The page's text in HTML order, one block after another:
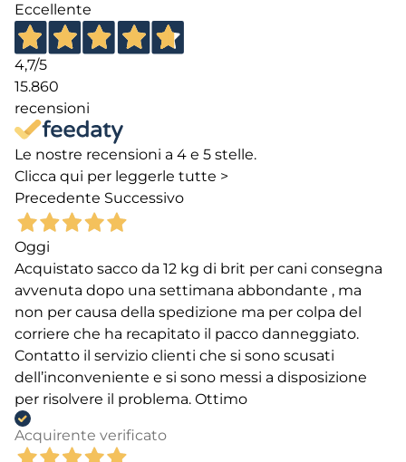
Eccellente
4,7/5
15.860
recensioni
Le nostre recensioni a 4 e 5 stelle.
Clicca qui per leggerle tutte >
Precedente Successivo
Oggi
Acquistato sacco da 12 kg di brit per cani consegna
avvenuta dopo una settimana abbondante , ma
non per causa della spedizione ma per colpa del
corriere che ha recapitato il pacco danneggiato.
Contatto il servizio clienti che si sono scusati
dell’inconveniente e si sono messi a disposizione
per risolvere il problema. Ottimo
Acquirente verificato